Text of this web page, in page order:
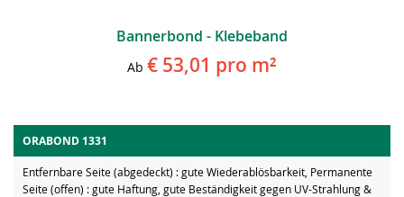
Bannerbond - Klebeband
Ab € 53,01 pro m²
ORABOND 1331
Entfernbare Seite (abgedeckt) : gute Wiederablösbarkeit, Permanente
Seite (offen) : gute Haftung, gute Beständigkeit gegen UV-Strahlung &